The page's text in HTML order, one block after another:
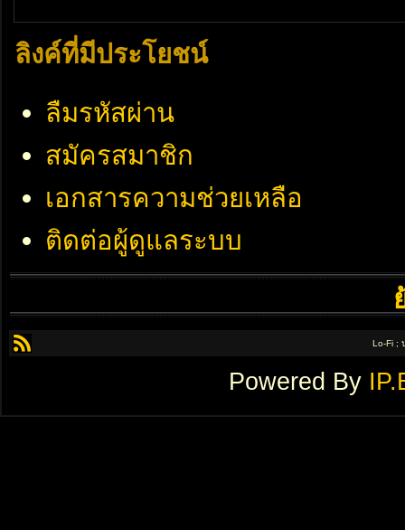
ลิงค์ที่มีประโยชน์
ลืมรหัสผ่าน
สมัครสมาชิก
เอกสารความช่วยเหลือ
ติดต่อผู้ดูแลระบบ
Lo-Fi ;
Powered By